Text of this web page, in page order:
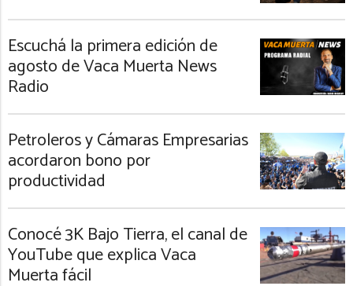
Escuchá la primera edición de
agosto de Vaca Muerta News
Radio
Petroleros y Cámaras Empresarias
acordaron bono por
productividad
Conocé 3K Bajo Tierra, el canal de
YouTube que explica Vaca
Muerta fácil